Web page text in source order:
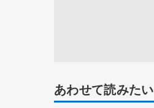
あわせて読みたい